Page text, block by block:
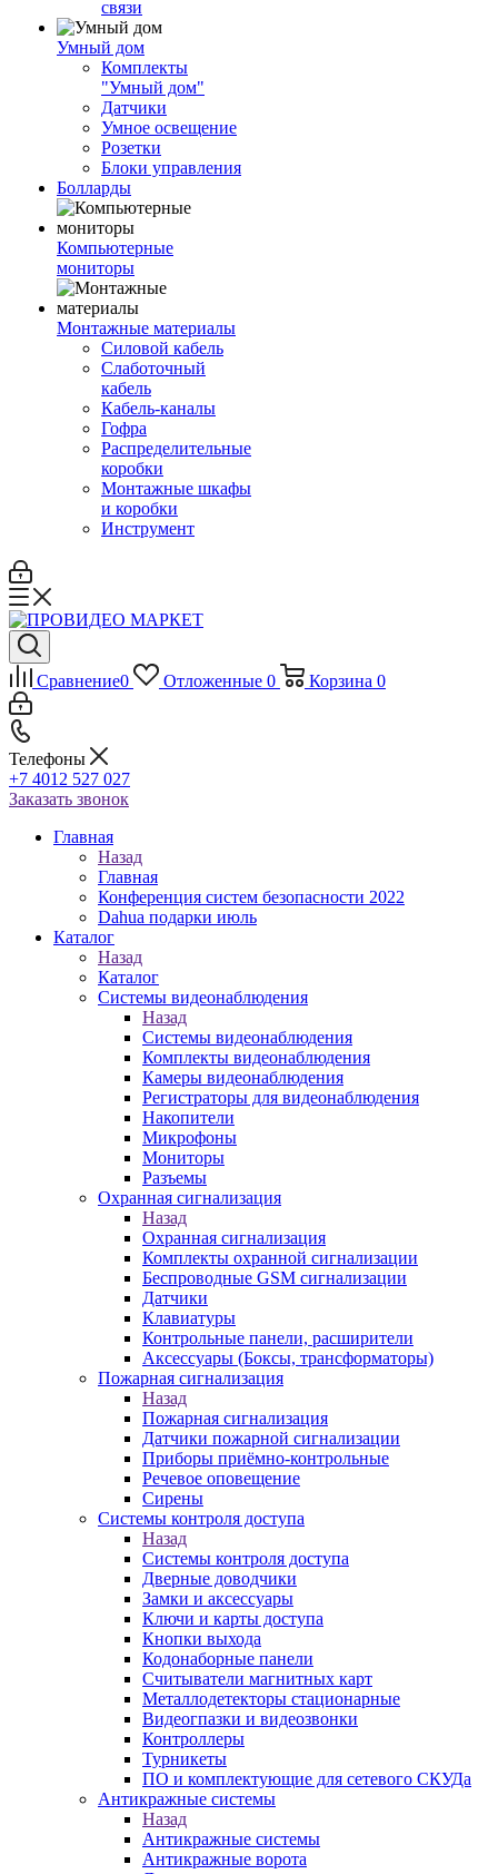
связи
Умный дом
Комплекты
"Умный дом"
Датчики
Умное освещение
Розетки
Блоки управления
Болларды
Компьютерные
мониторы
Монтажные материалы
Силовой кабель
Слаботочный
кабель
Кабель-каналы
Гофра
Распределительные
коробки
Монтажные шкафы
и коробки
Инструмент
Сравнение0 Отложенные 0 Корзина 0
Телефоны
+7 4012 527 027
Заказать звонок
Главная
Назад
Главная
Конференция систем безопасности 2022
Dahua подарки июль
Каталог
Назад
Каталог
Системы видеонаблюдения
Назад
Системы видеонаблюдения
Комплекты видеонаблюдения
Камеры видеонаблюдения
Регистраторы для видеонаблюдения
Накопители
Микрофоны
Мониторы
Разъемы
Охранная сигнализация
Назад
Охранная сигнализация
Комплекты охранной сигнализации
Беспроводные GSM сигнализации
Датчики
Клавиатуры
Контрольные панели, расширители
Аксессуары (Боксы, трансформаторы)
Пожарная сигнализация
Назад
Пожарная сигнализация
Датчики пожарной сигнализации
Приборы приёмно-контрольные
Речевое оповещение
Сирены
Системы контроля доступа
Назад
Системы контроля доступа
Дверные доводчики
Замки и аксессуары
Ключи и карты доступа
Кнопки выхода
Кодонаборные панели
Считыватели магнитных карт
Металлодетекторы стационарные
Видеогпазки и видеозвонки
Контроллеры
Турникеты
ПО и комплектующие для сетевого СКУДа
Антикражные системы
Назад
Антикражные системы
Антикражные ворота